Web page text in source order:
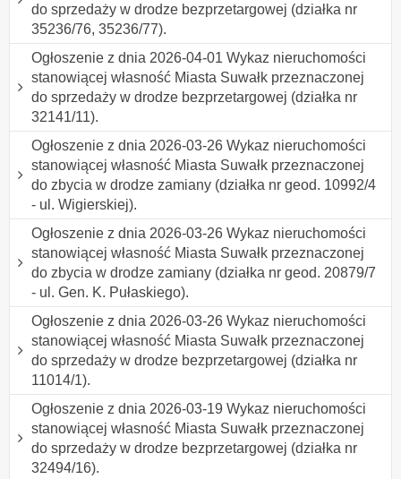
do sprzedaży w drodze bezprzetargowej (działka nr
35236/76, 35236/77).
Ogłoszenie z dnia 2026-04-01 Wykaz nieruchomości
stanowiącej własność Miasta Suwałk przeznaczonej
do sprzedaży w drodze bezprzetargowej (działka nr
32141/11).
Ogłoszenie z dnia 2026-03-26 Wykaz nieruchomości
stanowiącej własność Miasta Suwałk przeznaczonej
do zbycia w drodze zamiany (działka nr geod. 10992/4
- ul. Wigierskiej).
Ogłoszenie z dnia 2026-03-26 Wykaz nieruchomości
stanowiącej własność Miasta Suwałk przeznaczonej
do zbycia w drodze zamiany (działka nr geod. 20879/7
- ul. Gen. K. Pułaskiego).
Ogłoszenie z dnia 2026-03-26 Wykaz nieruchomości
stanowiącej własność Miasta Suwałk przeznaczonej
do sprzedaży w drodze bezprzetargowej (działka nr
11014/1).
Ogłoszenie z dnia 2026-03-19 Wykaz nieruchomości
stanowiącej własność Miasta Suwałk przeznaczonej
do sprzedaży w drodze bezprzetargowej (działka nr
32494/16).